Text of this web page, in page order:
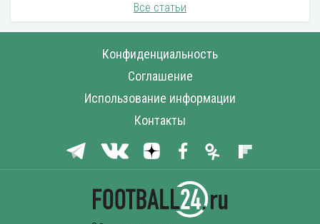
Все статьи
Конфиденциальность
Соглашение
Использование информации
Контакты